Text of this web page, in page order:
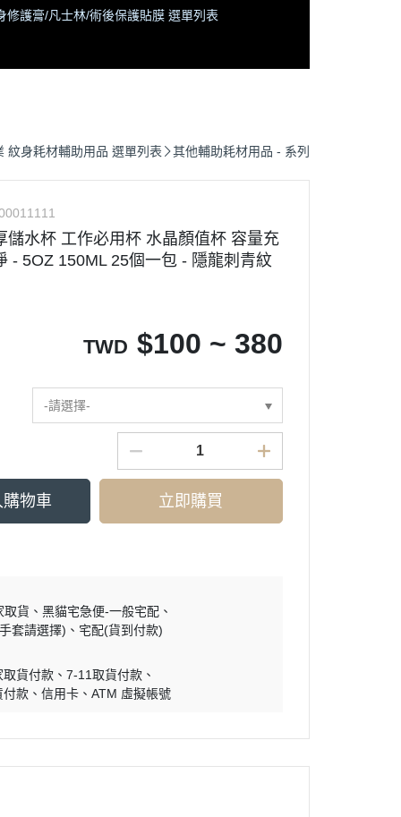
修護膏/凡士林/術後保護貼膜 選單列表
紋身耗材輔助用品 選單列表 其他輔助耗材用品 - 系列
儲水杯 工作必用杯 水晶顏值杯 容量充
- 5OZ 150ML 25個一包 - 隱龍刺青紋
TWD $100 ~ 380
-請選擇-
物車 立即購買
取貨
黑貓宅急便-一般宅配
套請選擇)
宅配(貨到付款)
取貨付款
7-11取貨付款
付款
信用卡 ATM 虛擬帳號